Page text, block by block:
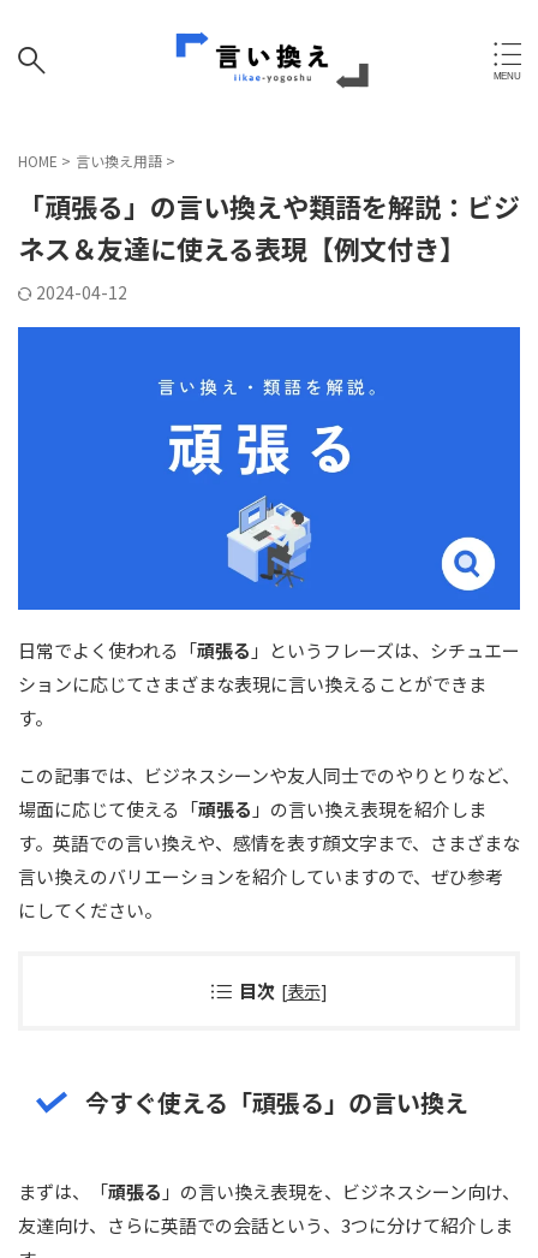
HOME > 言い換え用語 >
「頑張る」の言い換えや類語を解説：ビジ
ネス＆友達に使える表現【例文付き】
2024-04-12
日常でよく使われる「頑張る 」というフレーズは、シチュエー
ションに応じてさまざまな表現に言い換えることができま
す。
この記事では、ビジネスシーンや友人同士でのやりとりなど、
場面に応じて使える「頑張る 」の言い換え表現を紹介しま
す。英語での言い換えや、感情を表す顔文字まで、さまざまな
言い換えのバリエーションを紹介していますので、ぜひ参考
にしてください。
目次 [表示]
今すぐ使える「頑張る」の言い換え
まずは、「頑張る 」の言い換え表現を、ビジネスシーン向け、
友達向け、さらに英語での会話という、3つに分けて紹介しま